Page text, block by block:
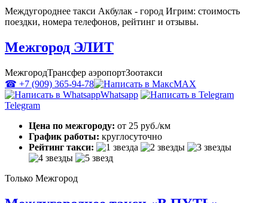
Междугороднее такси Акбулак - город Игрим: стоимость
поездки, номера телефонов, рейтинг и отзывы.
Межгород ЭЛИТ
МежгородТрансфер аэропортЗоотакси
☎ +7 (909) 365-94-78
MAX
Whatsapp
Telegram
Цена по межгороду: от 25 руб./км
График работы: круглосуточно
Рейтинг такси:
Только Межгород